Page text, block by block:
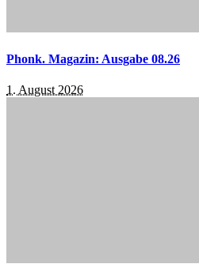
Phonk. Magazin: Ausgabe 08.26
1. August 2026